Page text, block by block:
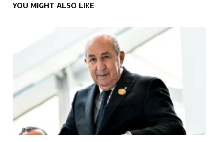
YOU MIGHT ALSO LIKE